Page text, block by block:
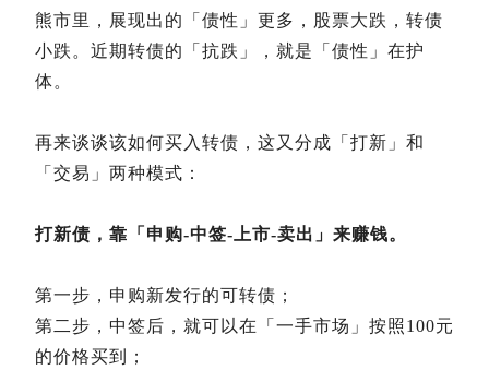
熊市里，展现出的「债性」更多，股票大跌，转债
小跌。近期转债的「抗跌」，就是「债性」在护
体。
再来谈谈该如何买入转债，这又分成「打新」和
「交易」两种模式：
打新债，靠「申购-中签-上市-卖出」来赚钱。
第一步，申购新发行的可转债；
第二步，中签后，就可以在「一手市场」按照100元
的价格买到；